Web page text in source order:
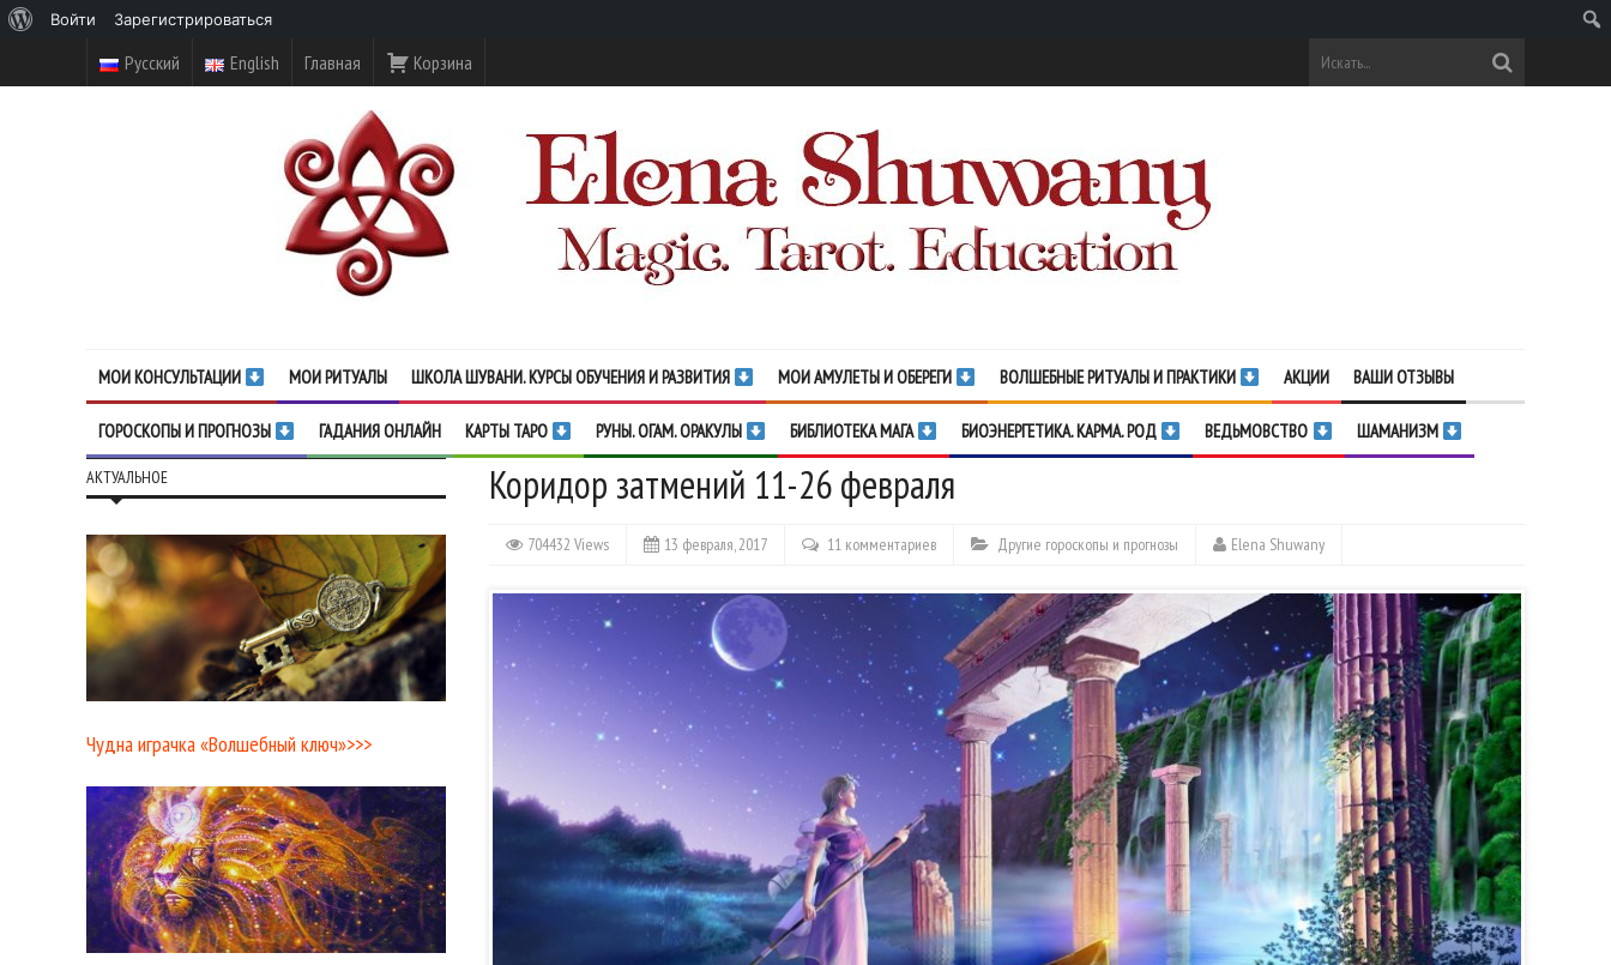
Русский English Главная Корзина
МОИ КОНСУЛЬТАЦИИ МОИ РИТУАЛЫ ШКОЛА ШУВАНИ. КУРСЫ ОБУЧЕНИЯ И РАЗВИТИЯ МОИ АМУЛЕТЫ И ОБЕРЕГИ ВОЛШЕБНЫЕ РИТУАЛЫ И ПРАКТИКИ АКЦИИ ВАШИ ОТЗЫВЫ
ГОРОСКОПЫ И ПРОГНОЗЫ ГАДАНИЯ ОНЛАЙН КАРТЫ ТАРО РУНЫ. ОГАМ. ОРАКУЛЫ БИБЛИОТЕКА МАГА БИОЭНЕРГЕТИКА. КАРМА. РОД ВЕДЬМОВСТВО ШАМАНИЗМ
Коридор затмений 11-26 февраля
704432 Views 13 февраля, 2017 11 комментариев Другие гороскопы и прогнозы Elena Shuwany
АКТУАЛЬНОЕ
Чудна играчка «Волшебный ключ»>>>
WordPress
Войти Зарегистрироваться